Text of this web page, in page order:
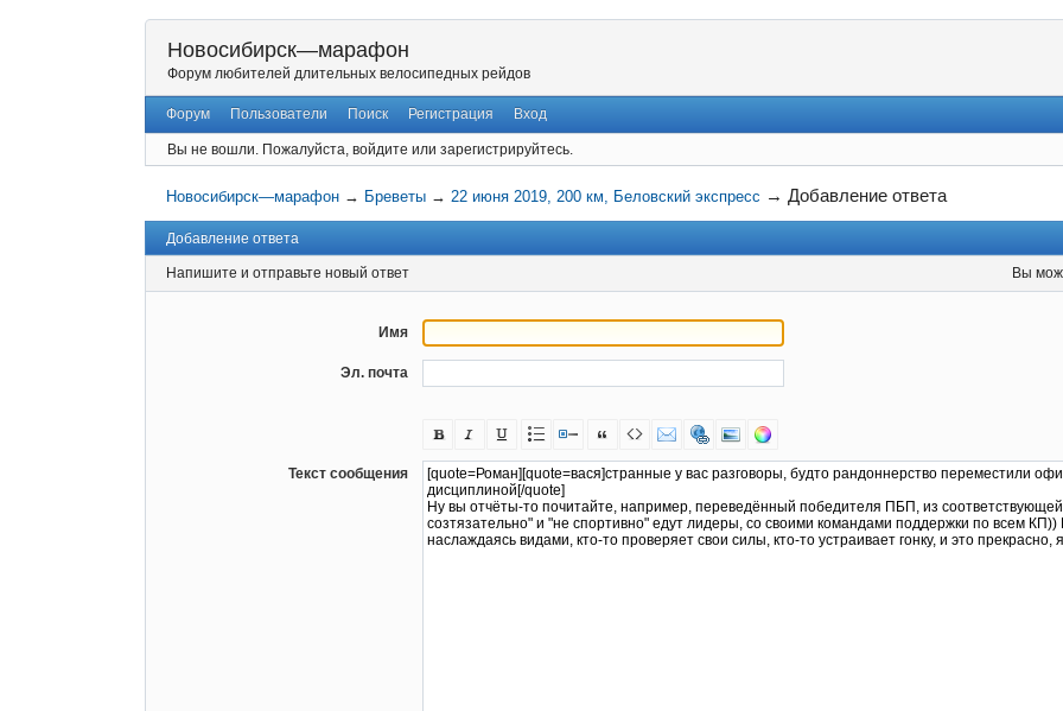
Новосибирск—марафон
Форум любителей длительных велосипедных рейдов
Форум Пользователи Поиск Регистрация Вход
Вы не вошли. Пожалуйста, войдите или зарегистрируйтесь.
Новосибирск—марафон → Бреветы →22 июня 2019, 200 км, Беловский экспресс →Добавление ответа
Добавление ответа
Напишите и отправьте новый ответ Вы
Имя
Эл. почта
Текст сообщения